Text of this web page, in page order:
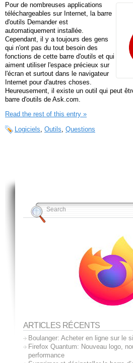
Pour de nombreuses applications
téléchargeables sur Internet, la barre
d'outils Demander est
automatiquement installée.
Cependant, il y a toujours des gens
qui n'ont pas du tout besoin des
fonctions de cette barre d'outils et qui
aiment utiliser l'espace précieux sur
l'écran et surtout dans le navigateur
Internet pour d'autres choses.
Heureusement, il existe un outil qui peut
barre d'outils de Ask.com.
Read the rest of this entry »
Logiciels, Outils, Questions
ARTICLES RÉCENTS
Boulanger: Acheter en ligne sur le
Firefox Quantum: Nouveau logo,
performance